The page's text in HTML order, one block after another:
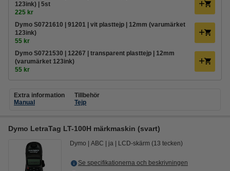
123ink) | 5st
225 kr
Dymo S0721610 | 91201 | vit plasttejp | 12mm (varumärket
123ink)
55 kr
Dymo S0721530 | 12267 | transparent plasttejp | 12mm
(varumärket 123ink)
55 kr
Extra information
Manual
Tillbehör
Tejp
Dymo LetraTag LT-100H märkmaskin (svart)
Dymo ABC ja LCD-skärm (13 tecken)
Se specifikationerna och beskrivningen